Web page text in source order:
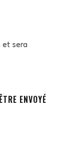
et sera
ENVOYÉ